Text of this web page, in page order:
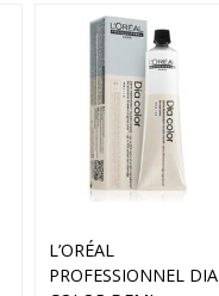
L’ORÉAL
PROFESSIONNEL DIA